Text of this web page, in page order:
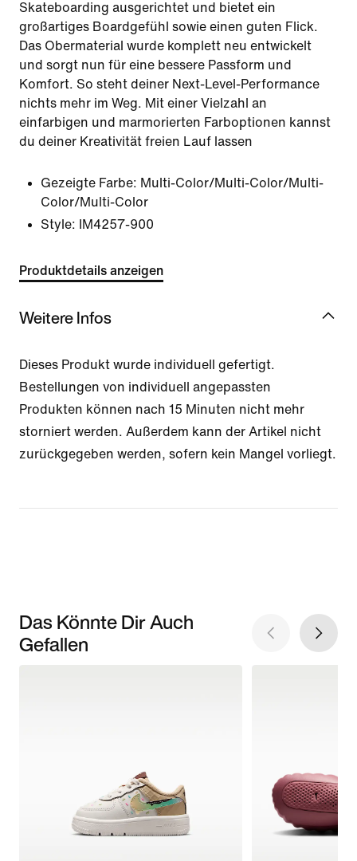
Skateboarding ausgerichtet und bietet ein
großartiges Boardgefühl sowie einen guten Flick.
Das Obermaterial wurde komplett neu entwickelt
und sorgt nun für eine bessere Passform und
Komfort. So steht deiner Next-Level-Performance
nichts mehr im Weg. Mit einer Vielzahl an
einfarbigen und marmorierten Farboptionen kannst
du deiner Kreativität freien Lauf lassen
Gezeigte Farbe: Multi-Color/Multi-Color/Multi-
Color/Multi-Color
Style:
IM4257-900
Produktdetails anzeigen
Weitere Infos
Dieses Produkt wurde individuell gefertigt.
Bestellungen von individuell angepassten
Produkten können nach 15 Minuten nicht mehr
storniert werden. Außerdem kann der Artikel nicht
zurückgegeben werden, sofern kein Mangel vorliegt.
Das Könnte Dir Auch
Gefallen